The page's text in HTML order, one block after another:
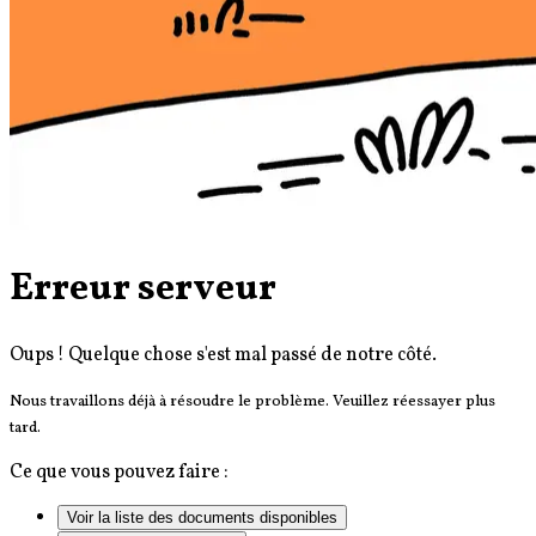
Erreur serveur
Oups ! Quelque chose s'est mal passé de notre côté.
Nous travaillons déjà à résoudre le problème. Veuillez réessayer plus
tard.
Ce que vous pouvez faire :
Voir la liste des documents disponibles